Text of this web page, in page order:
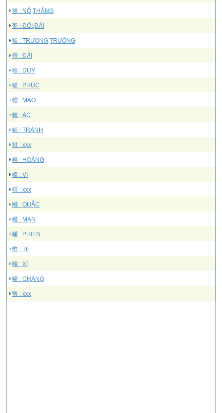
帑 : NÔ,THẢNG
帯 : ĐỚI,ĐÁI
帳 : TRƯƠNG,TRƯỚNG
帶 : ĐÁI
帷 : DUY
幅 : PHÚC
帽 : MẠO
幄 : ÁC
幀 : TRÁNH
幇 : xxx
幌 : HOẢNG
幃 : VI
幎 : xxx
幗 : QUẮC
幔 : MẠN
幡 : PHIÊN
幣 : TỆ
幟 : XÍ
幢 : CHÀNG
幤 : xxx